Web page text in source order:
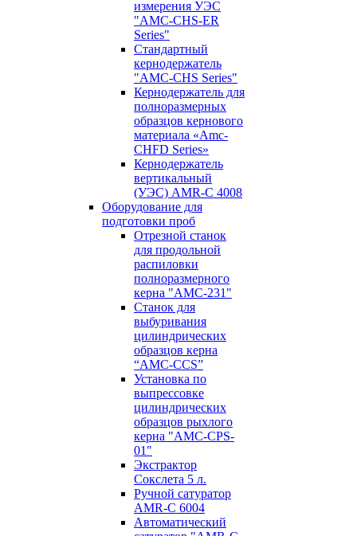
измерения УЭС
"AMC-CHS-ER
Series"
Стандартный
кернодержатель
"AMC-CHS Series"
Кернодержатель для
полноразмерных
образцов кернового
материала «Amc-
CHFD Series»
Кернодержатель
вертикальный
(УЭС) AMR-C 4008
Оборудование для
подготовки проб
Отрезной станок
для продольной
распиловки
полноразмерного
керна "AMC-231"
Станок для
выбуривания
цилиндрических
образцов керна
“AMC-CCS”
Установка по
выпресcовке
цилиндрических
образцов рыхлого
керна "AMC-CPS-
01"
Экстрактор
Сокслета 5 л.
Ручной сатуратор
AMR-C 6004
Автоматический